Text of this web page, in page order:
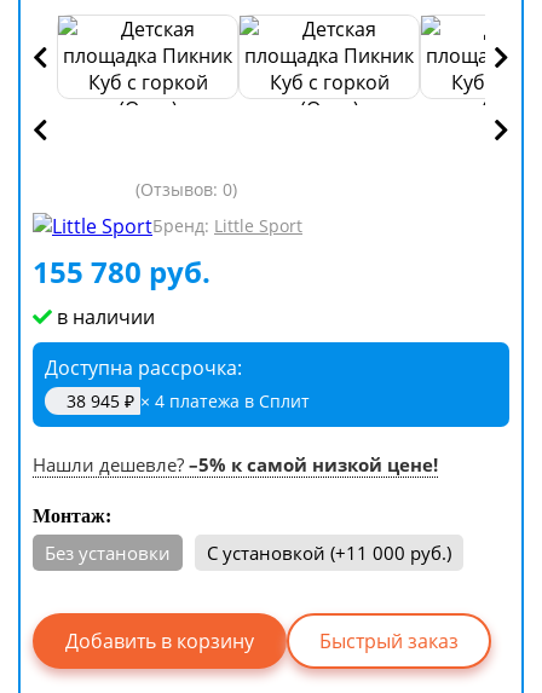
(Отзывов: 0)
Бренд: Little Sport
155 780 руб.
в наличии
Доступна рассрочка
38 945 ₽ × 4 платежа в Сплит
Нашли дешевле? –5% к самой низкой цене!
Монтаж:
Без установки С установкой (+11 000 руб.)
Быстрый заказ